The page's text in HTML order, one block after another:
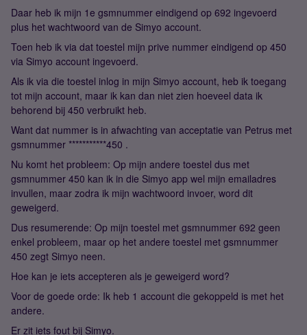
Daar heb ik mijn 1e gsmnummer eindigend op 692 ingevoerd
plus het wachtwoord van de Simyo account.
Toen heb ik via dat toestel mijn prive nummer eindigend op 450
via Simyo account ingevoerd.
Als ik via die toestel inlog in mijn Simyo account, heb ik toegang
tot mijn account, maar ik kan dan niet zien hoeveel data ik
behorend bij 450 verbruikt heb.
Want dat nummer is in afwachting van acceptatie van Petrus met
gsmnummer ***********450 .
Nu komt het probleem: Op mijn andere toestel dus met
gsmnummer 450 kan ik in die Simyo app wel mijn emailadres
invullen, maar zodra ik mijn wachtwoord invoer, word dit
geweigerd.
Dus resumerende: Op mijn toestel met gsmnummer 692 geen
enkel probleem, maar op het andere toestel met gsmnummer
450 zegt Simyo neen.
Hoe kan je iets accepteren als je geweigerd word?
Voor de goede orde: Ik heb 1 account die gekoppeld is met het
andere.
Er zit iets fout bij Simyo.